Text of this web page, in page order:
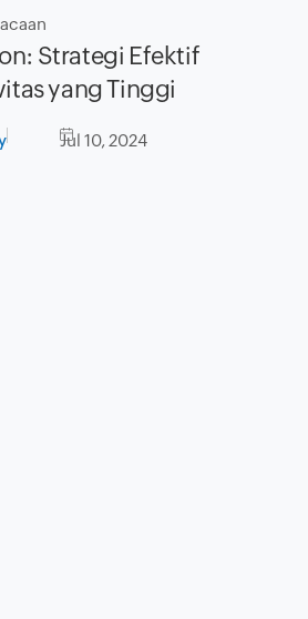
Strategi Efektif
yang Tinggi
Jul 10, 2024